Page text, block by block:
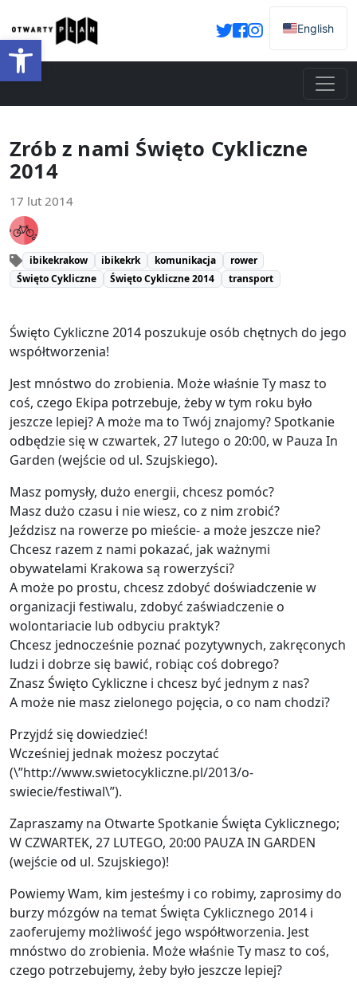
Otwórz pasek narzędzi
English
Zrób z nami Święto Cykliczne
2014
17 lut 2014
ibikekrakow ibikekrk komunikacja
rower
Święto Cykliczne
Święto Cykliczne 2014 transport
Święto Cykliczne 2014 poszukuje osób chętnych do jego
współtworzenia!
Jest mnóstwo do zrobienia. Może właśnie Ty masz to
coś, czego Ekipa potrzebuje, żeby w tym roku było
jeszcze lepiej? A może ma to Twój znajomy? Spotkanie
odbędzie się w czwartek, 27 lutego o 20:00, w Pauza In
Garden (wejście od ul. Szujskiego).
Masz pomysły, dużo energii, chcesz pomóc?
Masz dużo czasu i nie wiesz, co z nim zrobić?
Jeździsz na rowerze po mieście- a może jeszcze nie?
Chcesz razem z nami pokazać, jak ważnymi
obywatelami Krakowa są rowerzyści?
A może po prostu, chcesz zdobyć doświadczenie w
organizacji festiwalu, zdobyć zaświadczenie o
wolontariacie lub odbyciu praktyk?
Chcesz jednocześnie poznać pozytywnych, zakręconych
ludzi i dobrze się bawić, robiąc coś dobrego?
Znasz Święto Cykliczne i chcesz być jednym z nas?
A może nie masz zielonego pojęcia, o co nam chodzi?
Przyjdź się dowiedzieć!
Wcześniej jednak możesz poczytać
(\”http://www.swietocykliczne.pl/2013/o-
swiecie/festiwal\”).
Zapraszamy na Otwarte Spotkanie Święta Cyklicznego;
W CZWARTEK, 27 LUTEGO, 20:00 PAUZA IN GARDEN
(wejście od ul. Szujskiego)!
Powiemy Wam, kim jesteśmy i co robimy, zaprosimy do
burzy mózgów na temat Święta Cyklicznego 2014 i
zaoferujemy możliwość jego współtworzenia. Jest
mnóstwo do zrobienia. Może właśnie Ty masz to coś,
czego potrzebujemy, żeby było jeszcze lepiej?